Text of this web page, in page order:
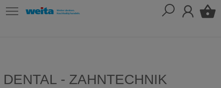
DENTAL - ZAHNTECHNIK